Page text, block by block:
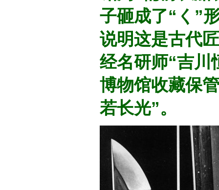
子砸成了“く”
说明这是古代
经名研师“吉川
博物馆收藏保
若长光”。